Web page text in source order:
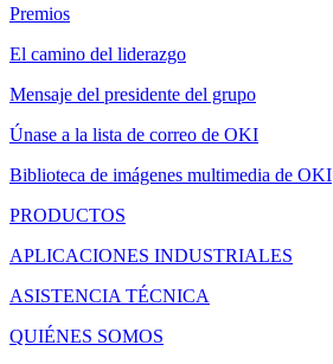
Premios
El camino del liderazgo
Mensaje del presidente del grupo
Únase a la lista de correo de OKI
Biblioteca de imágenes multimedia de OKI
PRODUCTOS
APLICACIONES INDUSTRIALES
ASISTENCIA TÉCNICA
QUIÉNES SOMOS